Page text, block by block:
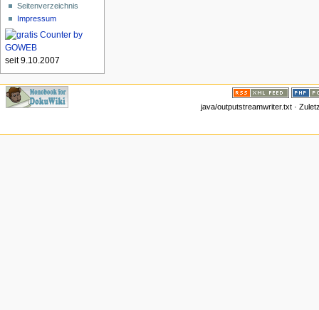
Seitenverzeichnis
Impressum
seit 9.10.2007
java/outputstreamwriter.txt ·